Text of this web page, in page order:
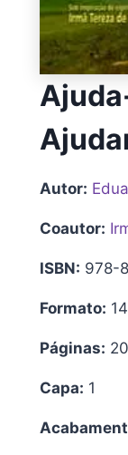
Autor:
Coautor:
ISBN: 978-
Formato:
Páginas:
Capa: 1